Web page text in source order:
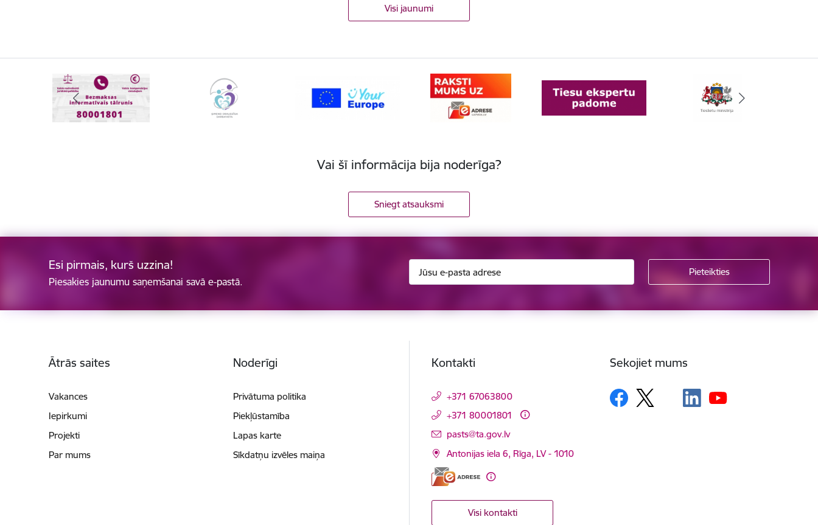
Visi jaunumi
Vai šī informācija bija noderīga?
Sniegt atsauksmi
Esi pirmais, kurš uzzina!
Piesakies jaunumu saņemšanai savā e-pastā.
Ātrās saites
Vakances
Iepirkumi
Projekti
Par mums
Noderīgi
Privātuma politika
Piekļūstamība
Lapas karte
Sīkdatņu izvēles maiņa
Kontakti
+371 67063800
+371 80001801
E-pasts:
pasts@ta.gov.lv
Antonijas iela 6, Rīga, LV - 1010
Visi kontakti
Sekojiet mums